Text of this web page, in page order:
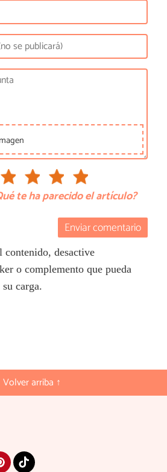
te ha parecido el artículo?
Enviar comentario
contenido, desactive
o complemento que pueda
carga.
Volver arriba ↑